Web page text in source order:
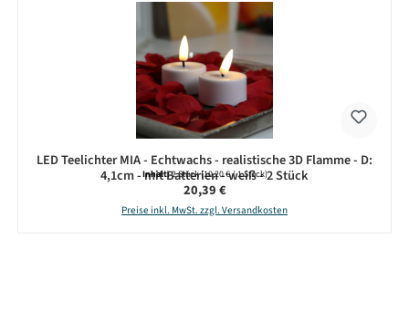
LED Teelichter MIA - Echtwachs - realistische 3D Flamme - D:
4,1cm - mit Batterien - weiß - 2 Stück
Inhalt:2 Stück(10,20 € / 1 Stück)
Regulärer Preis:
20,39 €
Preise inkl. MwSt. zzgl. Versandkosten